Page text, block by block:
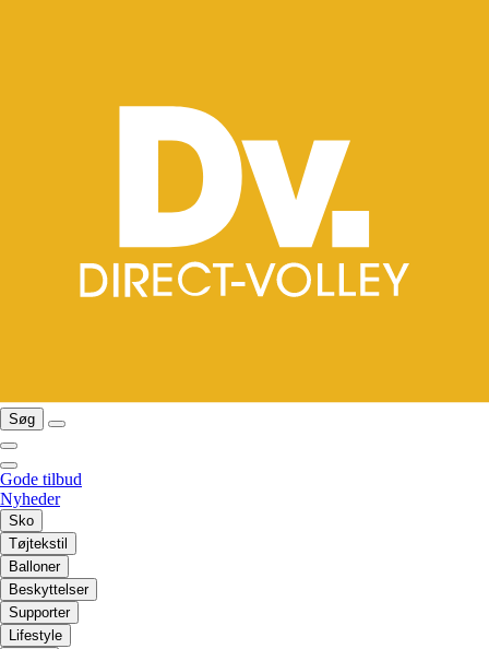
Søg
Gode tilbud
Nyheder
Sko
Tøjtekstil
Balloner
Beskyttelser
Supporter
Lifestyle